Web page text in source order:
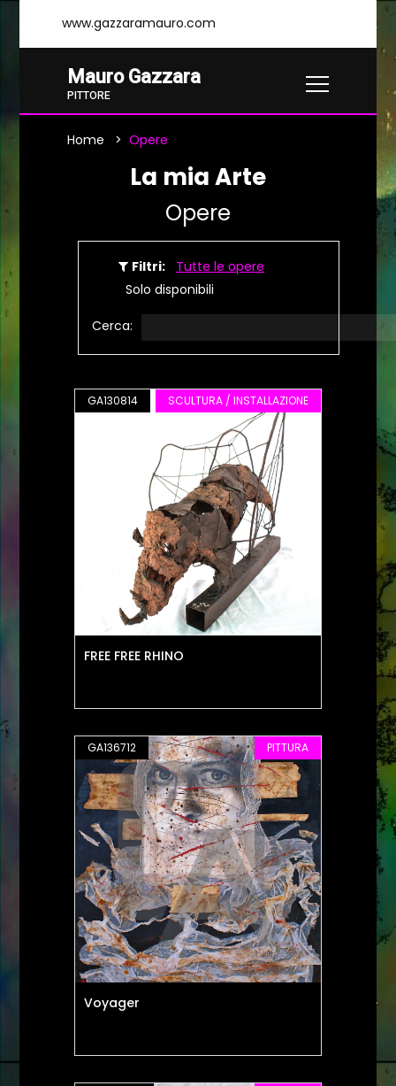
www.gazzaramauro.com
Mauro Gazzara
PITTORE
Home Opere
La mia Arte
Opere
Filtri:
Tutte le opere
Solo disponibili
Cerca:
GA130814 SCULTURA / INSTALLAZIONE
FREE FREE RHINO
GA136712 PITTURA
Voyager